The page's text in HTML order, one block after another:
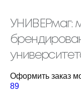
УНИВЕРмаг:
Оформить заказ
89